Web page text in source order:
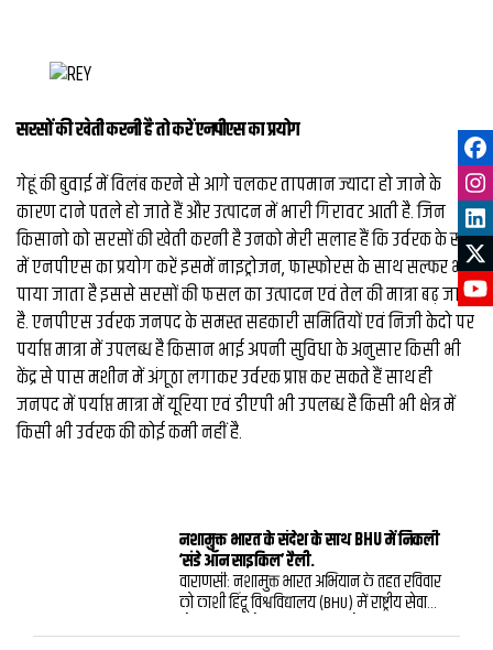
सरसों की खेती करनी है तो करें एनपीएस का प्रयोग
गेहूं की बुवाई में विलंब करने से आगे चलकर तापमान ज्यादा हो जाने के
कारण दाने पतले हो जाते हैं और उत्पादन में भारी गिरावट आती है. जिन
किसानो को सरसों की खेती करनी है उनको मेरी सलाह हैं कि उर्वरक के रूप
में एनपीएस का प्रयोग करें इसमें नाइट्रोजन, फास्फोरस के साथ सल्फर भी
पाया जाता है इससे सरसों की फसल का उत्पादन एवं तेल की मात्रा बढ़ जाती
है. एनपीएस उर्वरक जनपद के समस्त सहकारी समितियों एवं निजी केदो पर
पर्याप्त मात्रा में उपलब्ध है किसान भाई अपनी सुविधा के अनुसार किसी भी
केंद्र से पास मशीन में अंगूठा लगाकर उर्वरक प्राप्त कर सकते हैं साथ ही
जनपद में पर्याप्त मात्रा में यूरिया एवं डीएपी भी उपलब्ध है किसी भी क्षेत्र में
किसी भी उर्वरक की कोई कमी नहीं है.
नशामुक्त भारत के संदेश के साथ BHU में निकली
‘संडे ऑन साइकिल’ रैली.
वाराणसी: नशामुक्त भारत अभियान के तहत रविवार
को काशी हिंदू विश्वविद्यालय (BHU) में राष्ट्रीय सेवा